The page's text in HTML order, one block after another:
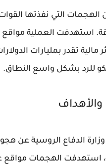
التي نفذتها القوات
استهدفت العملية مواقع
تقدر بمليارات
للرد بشكل واسع النطاق.
الدفاع الروسية عن
استهدفت الهجمات